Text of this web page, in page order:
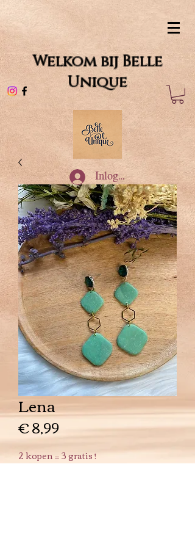
Welkom bij Belle
Unique
Inloggen
Lena
€ 8,99Prijs
2 kopen = 3 gratis !